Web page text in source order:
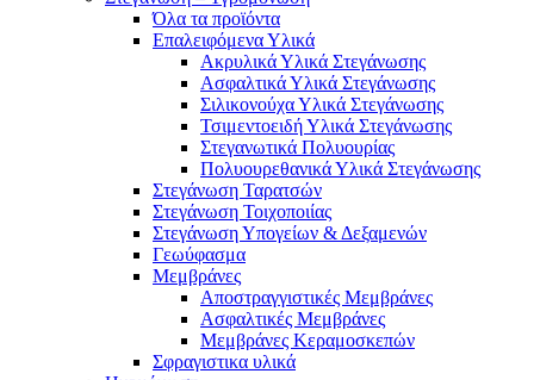
Όλα τα προϊόντα
Επαλειφόμενα Υλικά
Ακρυλικά Υλικά Στεγάνωσης
Ασφαλτικά Υλικά Στεγάνωσης
Σιλικονούχα Υλικά Στεγάνωσης
Τσιμεντοειδή Υλικά Στεγάνωσης
Στεγανωτικά Πολυουρίας
Πολυουρεθανικά Υλικά Στεγάνωσης
Στεγάνωση Ταρατσών
Στεγάνωση Τοιχοποιίας
Στεγάνωση Υπογείων & Δεξαμενών
Γεωύφασμα
Μεμβράνες
Αποστραγγιστικές Μεμβράνες
Ασφαλτικές Μεμβράνες
Μεμβράνες Κεραμοσκεπών
Σφραγιστικα υλικά